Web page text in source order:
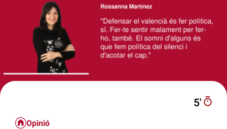
5′
Opinió